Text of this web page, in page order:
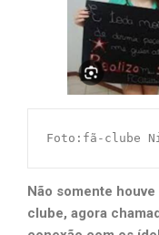
Foto:fã-clube
Não somente
clube, agora